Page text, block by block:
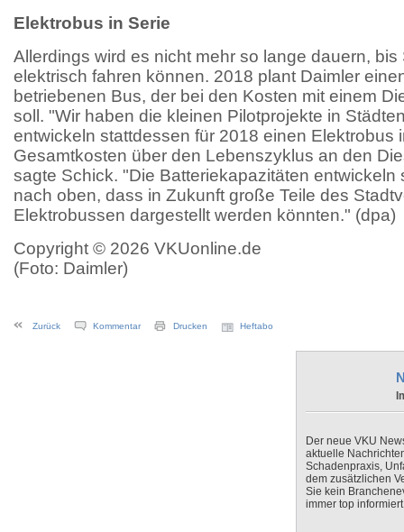
Elektrobus in Serie
Allerdings wird es nicht mehr so lange dauern,
elektrisch fahren können. 2018 plant Daimler
betriebenen Bus, der bei den Kosten mit einem
soll. "Wir haben die kleinen Pilotprojekte in
entwickeln stattdessen für 2018 einen Elektrobus
Gesamtkosten über den Lebenszyklus an den
sagte Schick. "Die Batteriekapazitäten entwickeln
nach oben, dass in Zukunft große Teile des
Elektrobussen dargestellt werden könnten." (dpa)
Copyright © 2026 VKUonline.de
(Foto: Daimler)
Zurück Kommentar Drucken Heftabo
Der neue VKU
aktuelle
Schadenpraxis,
dem zusätzlichen
Sie kein
immer top